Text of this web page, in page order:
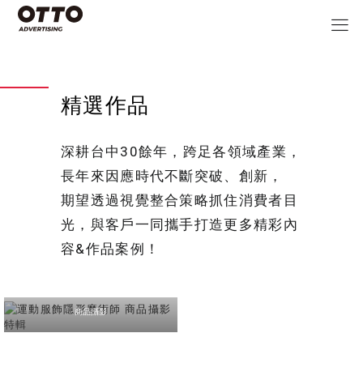
精選作品
深耕台中30餘年，跨足各領域產業，
長年來因應時代不斷突破、創新，
期望透過視覺整合策略抓住消費者目
光，與客戶一同攜手打造更多精彩內
容&作品案例！
商品攝影